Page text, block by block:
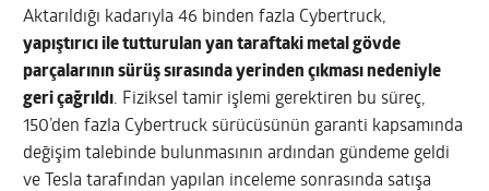
Aktarıldığı kadarıyla 46 binden fazla Cybertruck,
yapıştırıcı ile tutturulan yan taraftaki metal gövde
parçalarının sürüş sırasında yerinden çıkması nedeniyle
geri çağrıldı. Fiziksel tamir işlemi gerektiren bu süreç,
150’den fazla Cybertruck sürücüsünün garanti kapsamında
değişim talebinde bulunmasının ardından gündeme geldi
ve Tesla tarafından yapılan inceleme sonrasında satışa